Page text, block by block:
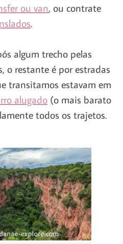
ou van, ou contrate
.
algum trecho pelas
o restante é por estradas
transitamos estavam em
alugado (o mais barato
todos os trajetos.